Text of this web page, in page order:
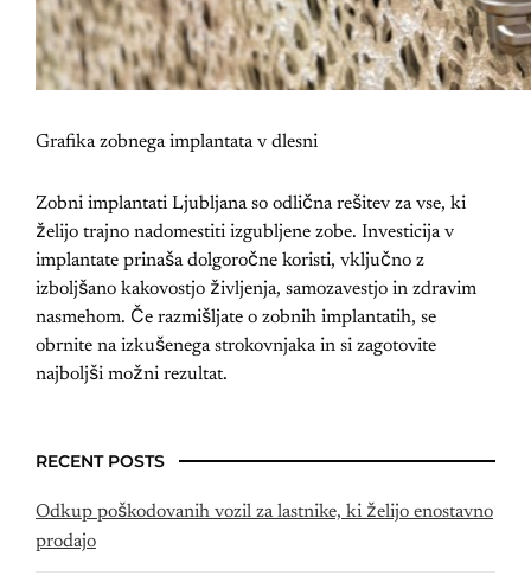
Grafika zobnega implantata v dlesni
Zobni implantati Ljubljana so odlična rešitev za vse, ki
želijo trajno nadomestiti izgubljene zobe. Investicija v
implantate prinaša dolgoročne koristi, vključno z
izboljšano kakovostjo življenja, samozavestjo in zdravim
nasmehom. Če razmišljate o zobnih implantatih, se
obrnite na izkušenega strokovnjaka in si zagotovite
najboljši možni rezultat.
RECENT POSTS
Odkup poškodovanih vozil za lastnike, ki želijo enostavno
prodajo